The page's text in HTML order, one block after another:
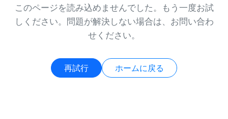
このページを読み込めませんでした。もう一度お試
しください。問題が解決しない場合は、お問い合わ
せください。
再試行 ホームに戻る